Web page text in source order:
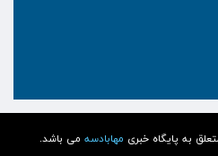
مهابادسه می باشد.